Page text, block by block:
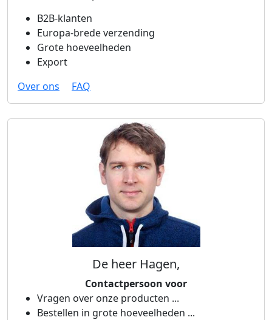
B2B-klanten
Europa-brede verzending
Grote hoeveelheden
Export
Over ons
FAQ
De heer Hagen,
Contactpersoon voor
Vragen over onze producten ...
Bestellen in grote hoeveelheden ...